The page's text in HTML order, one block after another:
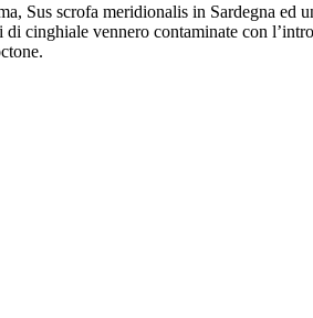
scrofa meridionalis in Sardegna ed
cinghiale vennero contaminate con